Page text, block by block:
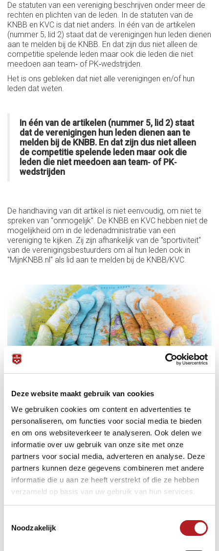
Deze website maakt gebruik van cookies
We gebruiken cookies om content en advertenties te
personaliseren, om functies voor social media te bieden
en om ons websiteverkeer te analyseren. Ook delen we
informatie over uw gebruik van onze site met onze
partners voor social media, adverteren en analyse. Deze
partners kunnen deze gegevens combineren met andere
informatie die u aan ze heeft verstrekt of die ze hebben
verzameld op basis van uw gebruik van hun services.
Noodzakelijk
De statuten van een vereniging beschrijven onder meer de
rechten en plichten van de leden. In de statuten van de
KNBB en KVC is dat niet anders. In één van de artikelen
(nummer 5, lid 2) staat dat de verenigingen hun leden dienen
aan te melden bij de KNBB. En dat zijn dus niet alleen de
competitie spelende leden maar ook die leden die niet
meedoen aan team‐ of PK‐wedstrijden.
Het is ons gebleken dat niet alle verenigingen en/of hun
leden dat weten.
In één van de artikelen (nummer 5, lid 2) staat
dat de verenigingen hun leden dienen aan te
melden bij de KNBB. En dat zijn dus niet alleen
de competitie spelende leden maar ook die
leden die niet meedoen aan team‐ of PK‐
wedstrijden
De handhaving van dit artikel is niet eenvoudig, om niet te
spreken van "onmogelijk". De KNBB en KVC hebben niet de
mogelijkheid om in de ledenadministratie van een
vereniging te kijken. Zij zijn afhankelijk van de "sportiviteit"
van de verenigingsbestuurders om al hun leden ook in
"MijnKNBB.nl" als lid aan te melden bij de KNBB/KVC.
Naast alle competitie spelende leden zijn de niet‐competitie
spelende leden zeer belangrijk voor de KNBB/KVC. Het is in
deze coronaperiode al vaker gezegd: "Samen zijn we
sterk". Hoe meer leden, hoe sterker wij staan bij het
NOC*NSF en overheidsinstanties. In de lobby met deze
instanties is ledenvolume uiterst belangrijk. Ook al speelt
men alleen maar op de clubavond, ook dan heeft het niet‐
de belangen van alle biljarters te behartigen.